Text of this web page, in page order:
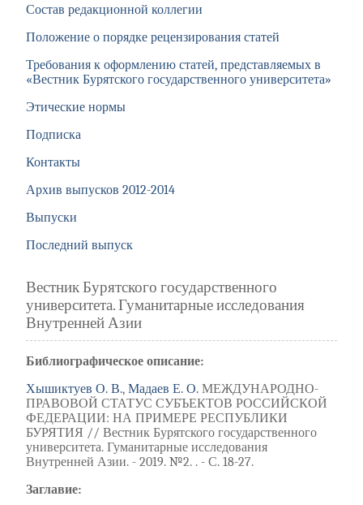
Состав редакционной коллегии
Положение о порядке рецензирования статей
Требования к оформлению статей, представляемых в
«Вестник Бурятского государственного университета»
Этические нормы
Подписка
Контакты
Архив выпусков 2012-2014
Выпуски
Последний выпуск
Вестник Бурятского государственного
университета. Гуманитарные исследования
Внутренней Азии
Библиографическое описание:
Хышиктуев О. В., Мадаев Е. О. МЕЖДУНАРОДНО-
ПРАВОВОЙ СТАТУС СУБЪЕКТОВ РОССИЙСКОЙ
ФЕДЕРАЦИИ: НА ПРИМЕРЕ РЕСПУБЛИКИ
БУРЯТИЯ // Вестник Бурятского государственного
университета. Гуманитарные исследования
Внутренней Азии. - 2019. №2. . - С. 18-27.
Заглавие: